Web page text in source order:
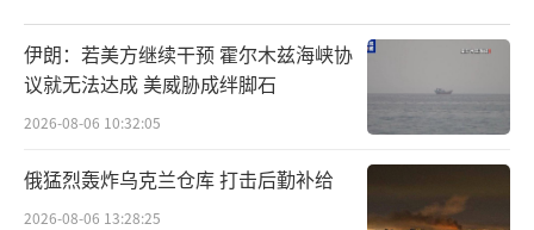
武器的扩散风险值得警惕。恐怖分子和不法国
家若获得核武器，将可能威胁全球安全。因
此，各国应加强核扩散防控，确保核材料的安
全保管和使用。此外，国际社会需要建立更加
严格的核不扩散条约，确保新的核武器技术不
落入不法之徒手中。
伊朗：若美方继续干预 霍尔木兹海峡协
议就无法达成 美威胁成绊脚石
2026-08-06 10:32:05
俄猛烈轰炸乌克兰仓库 打击后勤补给
2026-08-06 13:28:25